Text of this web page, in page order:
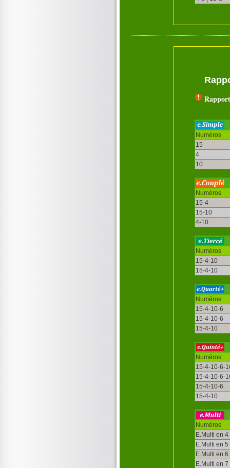
Numéros
15
4
10
Numéros
15-4
15-10
4-10
Numéros
15-4-10
15-4-10
Numéros
15-4-10-6
15-4-10-6
15-4-10
Numéros
15-4-10-6-
15-4-10-6-
15-4-10-6
15-4-10
Numéros
E.Multi en 4
E.Multi en 5
E.Multi en 6
E.Multi en 7